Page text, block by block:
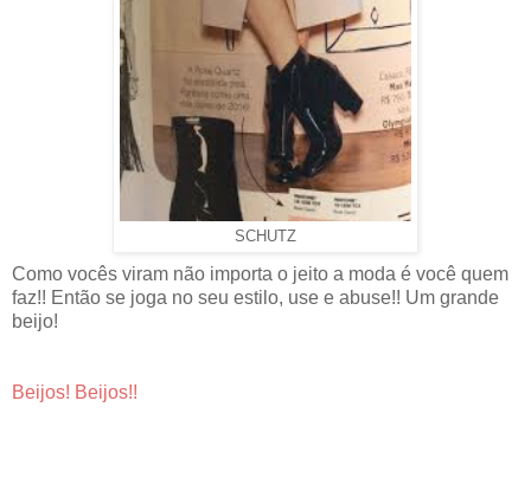
SCHUTZ
Como vocês viram não importa o jeito a moda é você quem
faz!! Então se joga no seu estilo, use e abuse!! Um grande
beijo!
Beijos! Beijos!!